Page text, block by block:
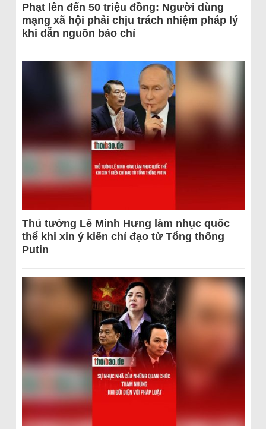
Phạt lên đến 50 triệu đồng: Người dùng
mạng xã hội phải chịu trách nhiệm pháp lý
khi dẫn nguồn báo chí
Thủ tướng Lê Minh Hưng làm nhục quốc
thể khi xin ý kiến chỉ đạo từ Tổng thống
Putin